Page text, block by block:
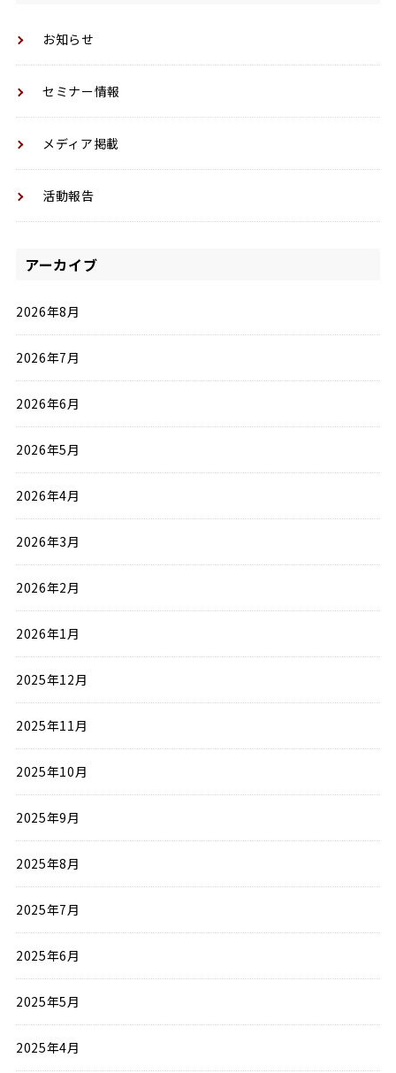
お知らせ
セミナー情報
メディア掲載
活動報告
アーカイブ
2026年8月
2026年7月
2026年6月
2026年5月
2026年4月
2026年3月
2026年2月
2026年1月
2025年12月
2025年11月
2025年10月
2025年9月
2025年8月
2025年7月
2025年6月
2025年5月
2025年4月